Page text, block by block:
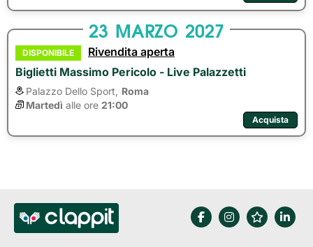
23 MARZO 2027
DISPONIBILE
Rivendita aperta
Biglietti Massimo Pericolo - Live Palazzetti
Palazzo Dello Sport,
Roma
Martedì alle ore 21:00
Acquista